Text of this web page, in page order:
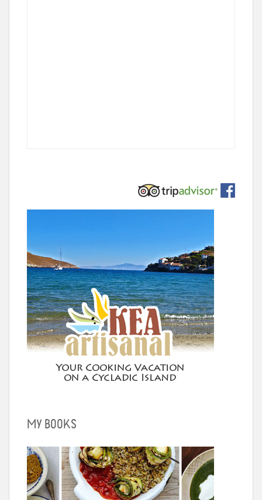
MY BOOKS